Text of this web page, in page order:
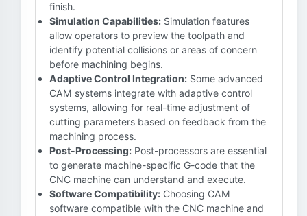
finish.
Simulation Capabilities: Simulation features
allow operators to preview the toolpath and
identify potential collisions or areas of concern
before machining begins.
Adaptive Control Integration: Some advanced
CAM systems integrate with adaptive control
systems, allowing for real-time adjustment of
cutting parameters based on feedback from the
machining process.
Post-Processing: Post-processors are essential
to generate machine-specific G-code that the
CNC machine can understand and execute.
Software Compatibility: Choosing CAM
software compatible with the CNC machine and